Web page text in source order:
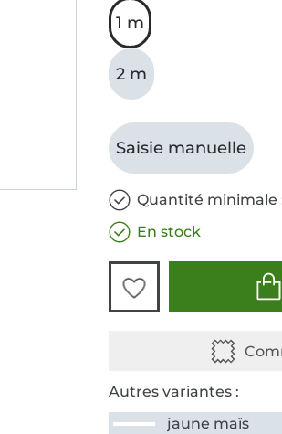
1 m
2 m
Saisie manuelle
Quantité minimale
En stock
Autres variantes :
jaune maïs